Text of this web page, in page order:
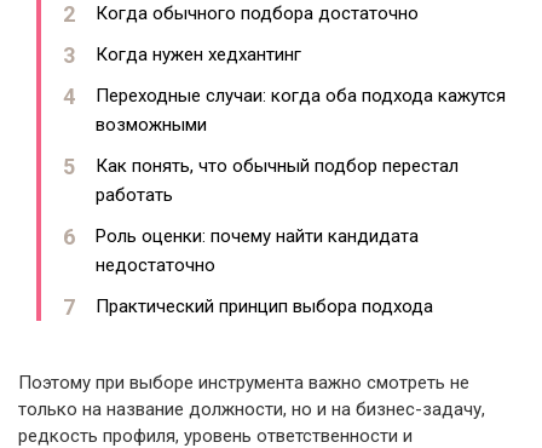
Когда обычного подбора достаточно
Когда нужен хедхантинг
Переходные случаи: когда оба подхода кажутся
возможными
Как понять, что обычный подбор перестал
работать
Роль оценки: почему найти кандидата
недостаточно
Практический принцип выбора подхода
Поэтому при выборе инструмента важно смотреть не
только на название должности, но и на бизнес-задачу,
редкость профиля, уровень ответственности и